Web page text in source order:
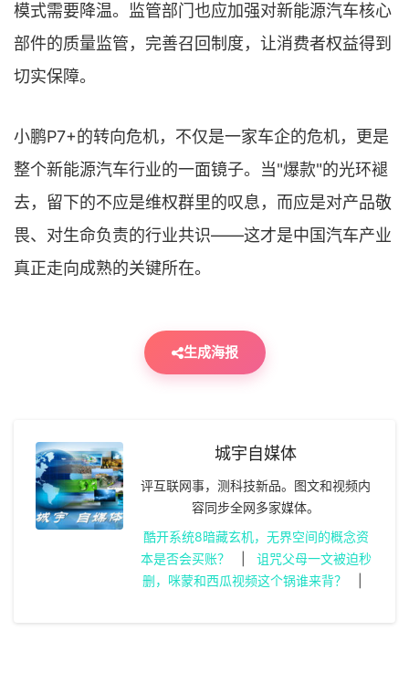
模式需要降温。监管部门也应加强对新能源汽车核心
部件的质量监管，完善召回制度，让消费者权益得到
切实保障。
小鹏P7+的转向危机，不仅是一家车企的危机，更是
整个新能源汽车行业的一面镜子。当"爆款"的光环褪
去，留下的不应是维权群里的叹息，而应是对产品敬
畏、对生命负责的行业共识——这才是中国汽车产业
真正走向成熟的关键所在。
生成海报
城宇自媒体
评互联网事，测科技新品。图文和视频内
容同步全网多家媒体。
酷开系统8暗藏玄机，无界空间的概念资
本是否会买账？
诅咒父母一文被迫秒
删，咪蒙和西瓜视频这个锅谁来背？